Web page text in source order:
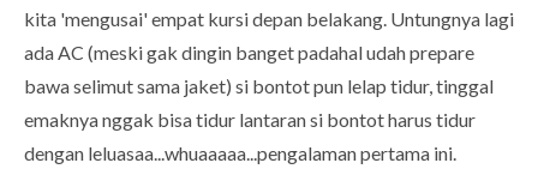
kita 'mengusai' empat kursi depan belakang. Untungnya lagi
ada AC (meski gak dingin banget padahal udah prepare
bawa selimut sama jaket) si bontot pun lelap tidur, tinggal
emaknya nggak bisa tidur lantaran si bontot harus tidur
dengan leluasaa...whuaaaaa...pengalaman pertama ini.